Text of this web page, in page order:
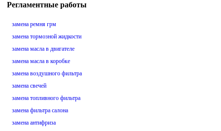
Регламентные работы
замена ремня грм
замена тормозной жидкости
замена масла в двигателе
замена масла в коробке
замена воздушного фильтра
замена свечей
замена топливного фильтра
замена фильтра салона
замена антифриза